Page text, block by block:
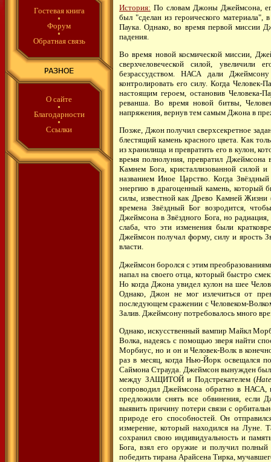
Гостевая книга
Форум
Обратная связь
О сайте
Благодарности
Ссылки
История: По словам Джоны Джеймсона,
был "сделан из героического
Паука. Однако, во время первой миссии
падения.
Во время новой космической миссии,
сверхчеловеческой силой,
безрассудством. НАСА дали
контролировать его силу. Когда
настоящим героем, остановив Человека-
реванша. Во время новой битвы,
напряжения, вернув тем самым Джона в
Позже, Джон получил сверхсекретное
блестящий камень красного цвета. Как
из хранилища и превратить его в кулон,
время полнолуния, превратил Джеймсона
Камнем Бога, кристаллизованной силой
названием Иное Царство. Когда
энергию в драгоценный камень, который
силы, известной как Древо Камней Жизни
времена Звёздный Бог возродится,
Джеймсона в Звёздного Бога, но
слаба, что эти изменения были
Джеймсон получал форму, силу и ярость
власти.
Джеймсон боролся с этим
напал на своего отца, который быстро
Но когда Джона увидел кулон на шее
Однако, Джон не мог излечиться от
последующем сражении с Человеком-
Залив. Джеймсону потребовалось много
Однако, искусственный вампир Майкл
Волка, надеясь с помощью зверя найти
Морбиус, но и он и Человек-Волк в
раз в месяц, когда Нью-Йорк освещался
Саймона Страуда. Джеймсон вынужден
между ЗАЩИТОЙ и Подстрекателем (
сопроводил Джеймсона обратно в НАСА,
предложили снять все обвинения, если
выявить причину потери связи с
природе его способностей. Он
измерение, который находился на Луне.
сохранил свою индивидуальность и
Бога, взял его оружие и получил
победить тирана Арайсена Тирка,